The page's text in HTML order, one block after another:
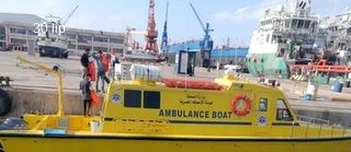
30 lip